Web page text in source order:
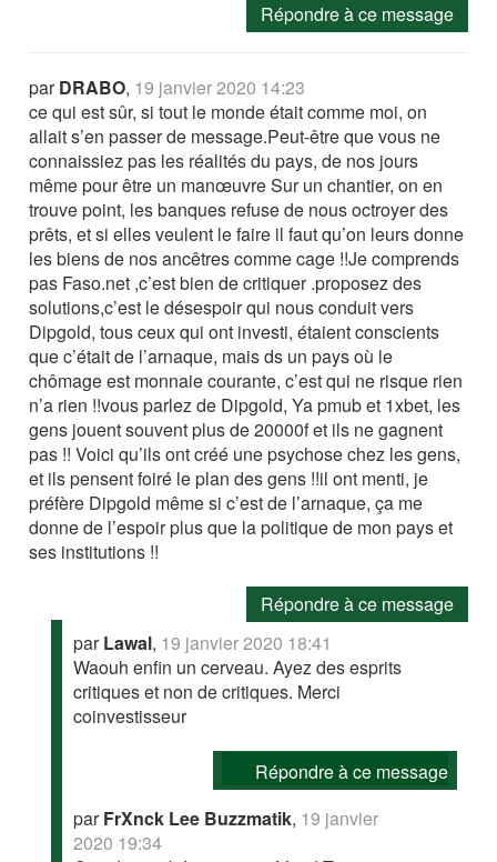
Répondre à ce message
parDRABO, 19 janvier 2020 14:23
ce qui est sûr, si tout le monde était comme moi, on
allait s’en passer de message.Peut-être que vous ne
connaissiez pas les réalités du pays, de nos jours
même pour être un manœuvre Sur un chantier, on en
trouve point, les banques refuse de nous octroyer des
prêts, et si elles veulent le faire il faut qu’on leurs donne
les biens de nos ancêtres comme cage !!Je comprends
pas Faso.net ,c’est bien de critiquer .proposez des
solutions,c’est le désespoir qui nous conduit vers
Dipgold, tous ceux qui ont investi, étaient conscients
que c’était de l’arnaque, mais ds un pays où le
chômage est monnaie courante, c’est qui ne risque rien
n’a rien !!vous parlez de Dipgold, Ya pmub et 1xbet, les
gens jouent souvent plus de 20000f et ils ne gagnent
pas !! Voici qu’ils ont créé une psychose chez les gens,
et ils pensent foiré le plan des gens !!il ont menti, je
préfère Dipgold même si c’est de l’arnaque, ça me
donne de l’espoir plus que la politique de mon pays et
ses institutions !!
Répondre à ce message
parLawal, 19 janvier 2020 18:41
Waouh enfin un cerveau. Ayez des esprits
critiques et non de critiques. Merci
coinvestisseur
Répondre à ce message
parFrXnck Lee Buzzmatik, 19 janvier
2020 19:34